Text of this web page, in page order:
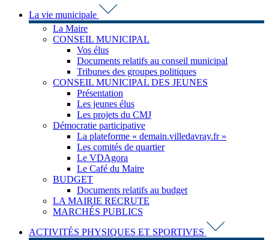
La vie municipale
La Maire
CONSEIL MUNICIPAL
Vos élus
Documents relatifs au conseil municipal
Tribunes des groupes politiques
CONSEIL MUNICIPAL DES JEUNES
Présentation
Les jeunes élus
Les projets du CMJ
Démocratie participative
La plateforme « demain.villedavray.fr »
Les comités de quartier
Le VDAgora
Le Café du Maire
BUDGET
Documents relatifs au budget
LA MAIRIE RECRUTE
MARCHÉS PUBLICS
ACTIVITÉS PHYSIQUES ET SPORTIVES